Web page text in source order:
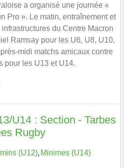
a organisé une journée «
Pro ». Le matin, entraînement et
du Centre Macron
Ramsay pour les U6, U8, U10,
midi matchs amicaux contre
pour les U13 et U14.
U14 : Section - Tarbes
Rugby
(U12) Minimes (U14)